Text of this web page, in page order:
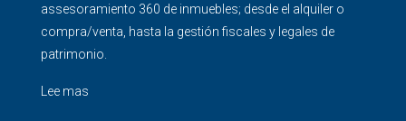
assesoramiento 360 de inmuebles; desde el alquiler o
compra/venta, hasta la gestión fiscales y legales de
patrimonio.
Lee mas